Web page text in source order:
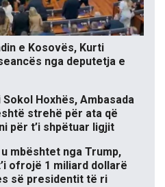
e Kosovës, Kurti
nga deputetja e
Hoxhës, Ambasada
strehë për ata që
për t’i shpëtuar ligjit
mbështet nga Trump,
ofrojë 1 miliard dollarë
së presidentit të ri